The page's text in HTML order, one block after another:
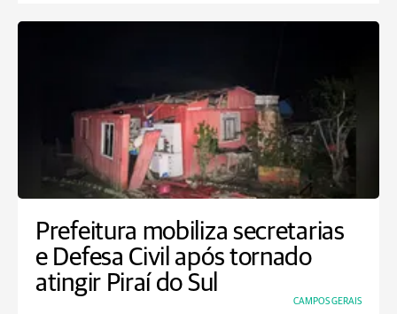
Prefeitura mobiliza secretarias
e Defesa Civil após tornado
atingir Piraí do Sul
CAMPOS GERAIS